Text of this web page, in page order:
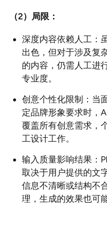
（2）局限：
深度内容依赖人工：
出色，但对于涉及复
的内容，仍需人工进
专业度。
创意个性化限制：当
定品牌形象要求时，
覆盖所有创意需求，
工设计工作。
输入质量影响结果：
取决于用户提供的文
信息不清晰或结构不
理，生成的效果也可